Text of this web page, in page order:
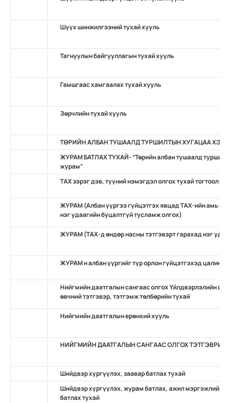
Шүүх шинжилгээний тухай хууль
Тагнуулын байгууллагын тухай хууль
Гамшгаас хамгаалах тухай хууль
Зөрчлийн тухай хууль
ТӨРИЙН АЛБАН ТУШААЛД ТУРШИЛТЫН ХУГАЦАА
ЖУРАМ БАТЛАХ ТУХАЙ- “Төрийн албан тушаалд
журам”
ТАХ зэрэг дэв, түүний нэмэгдэл олгох тухай тогтоол
ЖУРАМ (Албан үүргээ гүйцэтгэх явцад TAХ-ийн амь
нэг удаагийн буцалтгүй тусламж олгох)
ЖУРАМ (ТАХ-д өндөр насны тэтгэвэрт гарахад нэг
ЖУРАМ н албан үүргийг түр орлон гүйцэтгэхэд цалин,
Нийгмийн даатгалын сангаас олгох Үйлдвэрлэлийн
өвчний тэтгэвэр, тэтгэмж төлбөрийн тухай
Нийгмийн даатгалын ерөнхий хууль
НИЙГМИЙН ДААТГАЛЫН САНГААС ОЛГОХ
Шийдвэр хүргүүлэх, заавар батлах тухай
Шийдвэр хүргүүлэх, журам батлах, ажил мэргэжлийн
батлах тухай